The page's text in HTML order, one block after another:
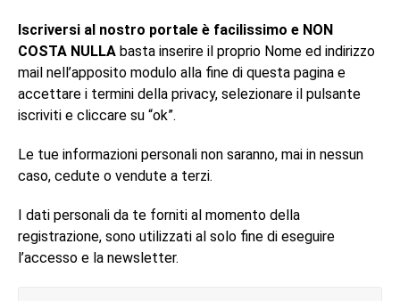
Iscriversi al nostro portale è facilissimo e NON
COSTA NULLA basta inserire il proprio Nome ed indirizzo
mail nell’apposito modulo alla fine di questa pagina e
accettare i termini della privacy, selezionare il pulsante
iscriviti e cliccare su “ok”.
Le tue informazioni personali non saranno, mai in nessun
caso, cedute o vendute a terzi.
I dati personali da te forniti al momento della
registrazione, sono utilizzati al solo fine di eseguire
l’accesso e la newsletter.